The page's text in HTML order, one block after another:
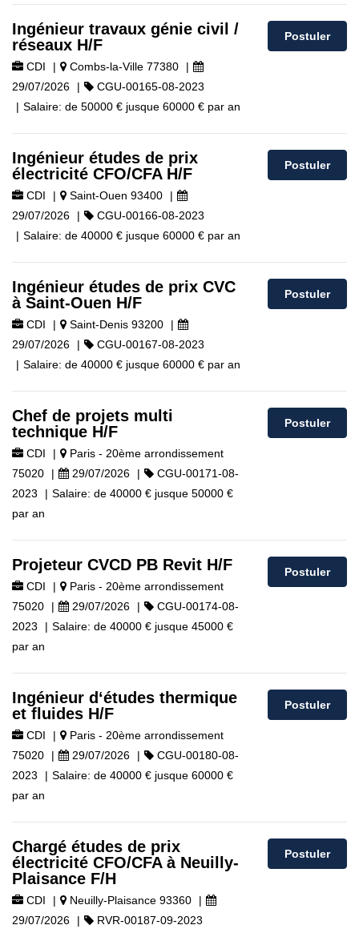
Ingénieur travaux génie civil /
réseaux H/F
CDI | Combs-la-Ville 77380
|
29/07/2026
|
CGU-00165-08-2023
| Salaire: de 50000 € jusque 60000 € par an
Postuler
Ingénieur études de prix
électricité CFO/CFA H/F
CDI | Saint-Ouen 93400
|
29/07/2026
|
CGU-00166-08-2023
| Salaire: de 40000 € jusque 60000 € par an
Postuler
Ingénieur études de prix CVC
à Saint-Ouen H/F
CDI | Saint-Denis 93200
|
29/07/2026
|
CGU-00167-08-2023
| Salaire: de 40000 € jusque 60000 € par an
Postuler
Chef de projets multi
technique H/F
CDI |
Paris - 20ème arrondissement
75020
| 29/07/2026 |
CGU-00171-08-
2023
| Salaire: de 40000 € jusque 50000 €
par an
Postuler
Projeteur CVCD PB Revit H/F
CDI |
Paris - 20ème arrondissement
75020
| 29/07/2026 |
CGU-00174-08-
2023
| Salaire: de 40000 € jusque 45000 €
par an
Postuler
Ingénieur d‘études thermique
et fluides H/F
CDI |
Paris - 20ème arrondissement
75020
| 29/07/2026 |
CGU-00180-08-
2023
| Salaire: de 40000 € jusque 60000 €
par an
Postuler
Chargé études de prix
électricité CFO/CFA à Neuilly-
Plaisance F/H
CDI | Neuilly-Plaisance 93360
|
29/07/2026
| RVR-00187-09-2023
Postuler